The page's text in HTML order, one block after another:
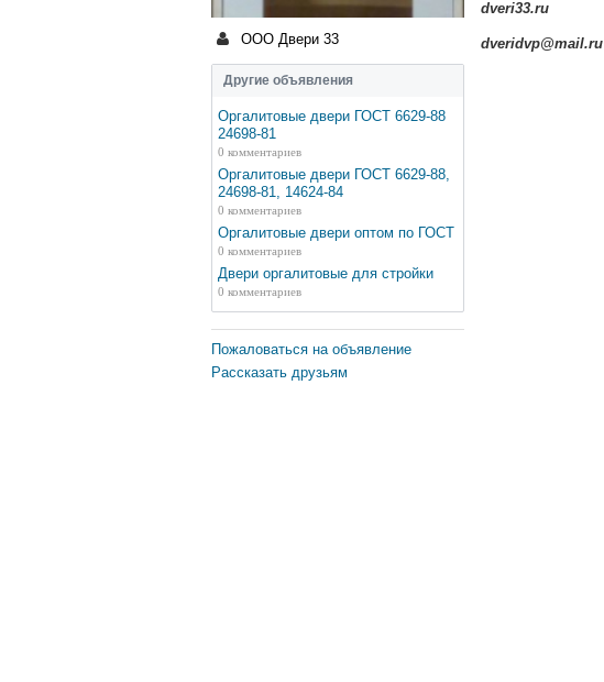
ООО Двери 33
Другие объявления
Оргалитовые двери ГОСТ 6629-88
24698-81
0 комментариев
Оргалитовые двери ГОСТ 6629-88,
24698-81, 14624-84
0 комментариев
Оргалитовые двери оптом по ГОСТ
0 комментариев
Двери оргалитовые для стройки
0 комментариев
Пожаловаться на объявление
Рассказать друзьям
dveri33.ru
dveridvp@mail.ru